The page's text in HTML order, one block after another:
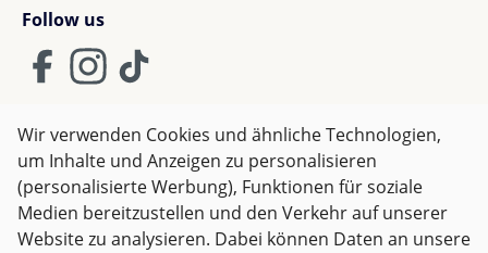
Follow us
AGB Impressum
Datenschutz
Widerrufsrecht
Wir verwenden Cookies und ähnliche Technologien,
um Inhalte und Anzeigen zu personalisieren
(personalisierte Werbung), Funktionen für soziale
Medien bereitzustellen und den Verkehr auf unserer
Website zu analysieren. Dabei können Daten an unsere